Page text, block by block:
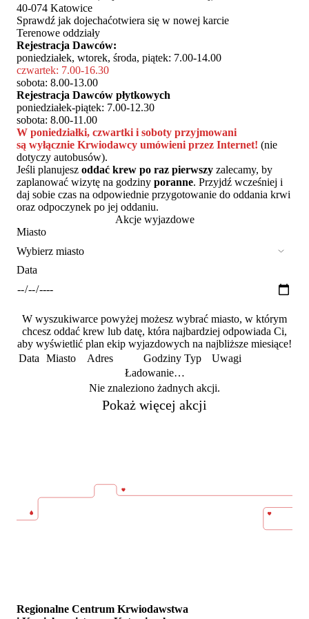
40-074 Katowice
Sprawdź jak dojechaćotwiera się w nowej karcie
Terenowe oddziały
Rejestracja Dawców:
poniedziałek, wtorek, środa, piątek: 7.00-14.00
czwartek: 7.00-16.30
sobota: 8.00-13.00
Rejestracja Dawców płytkowych
poniedziałek-piątek: 7.00-12.30
sobota: 8.00-11.00
W poniedziałki, czwartki i soboty przyjmowani
są wyłącznie Krwiodawcy umówieni przez Internet! (nie
dotyczy autobusów).
Jeśli planujesz oddać krew po raz pierwszy zalecamy, by
zaplanować wizytę na godziny poranne. Przyjdź wcześniej i
daj sobie czas na odpowiednie przygotowanie do oddania krwi
oraz odpoczynek po jej oddaniu.
Akcje wyjazdowe
Miasto
Data
W wyszukiwarce powyżej możesz wybrać miasto, w którym
chcesz oddać krew lub datę, która najbardziej odpowiada Ci,
aby wyświetlić plan ekip wyjazdowych na najbliższe miesiące!
Data Miasto Adres Godziny Typ
Uwagi
Ładowanie…
Nie znaleziono żadnych akcji.
Pokaż więcej akcji
Regionalne Centrum Krwiodawstwa